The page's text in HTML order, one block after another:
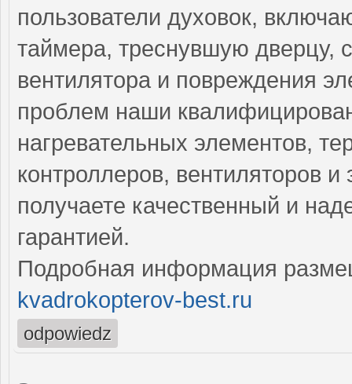
пользователи духовок,
таймера, треснувшую дверцу,
вентилятора и повреждения
проблем наши
нагревательных элементов,
контроллеров, вентиляторов
получаете качественный и
гарантией.
Подробная информация
kvadrokopterov-best.ru
odpowiedz